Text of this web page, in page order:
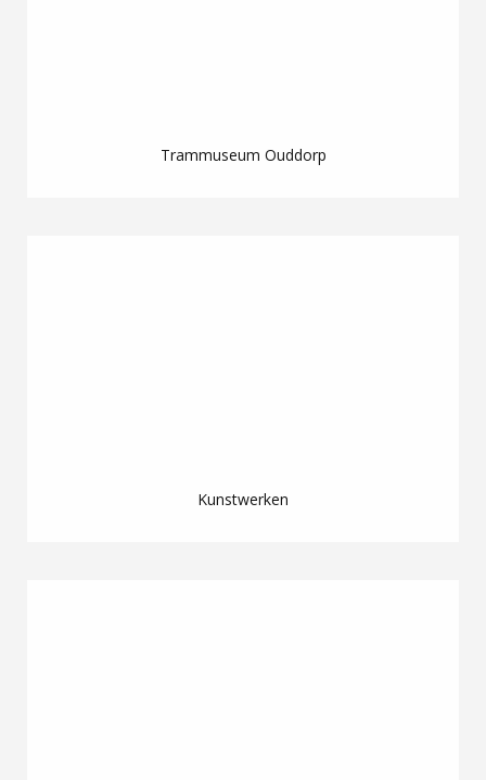
Trammuseum Ouddorp
Kunstwerken